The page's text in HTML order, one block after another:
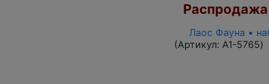
Распродажа
Лаос Фауна •
(Артикул: A1-5765)